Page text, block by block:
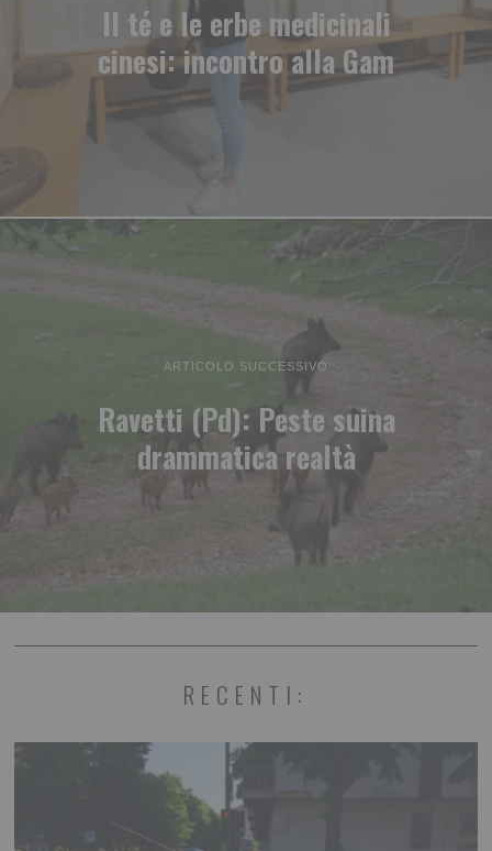
Il té e le erbe medicinali
cinesi: incontro alla Gam
ARTICOLO SUCCESSIVO
Ravetti (Pd): Peste suina
drammatica realtà
RECENTI: